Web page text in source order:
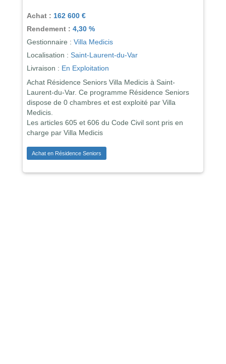
Achat : 162 600 €
Rendement : 4,30 %
Gestionnaire : Villa Medicis
Localisation : Saint-Laurent-du-Var
Livraison : En Exploitation
Achat Résidence Seniors Villa Medicis à Saint-
Laurent-du-Var. Ce programme Résidence Seniors
dispose de 0 chambres et est exploité par Villa
Medicis.
Les articles 605 et 606 du Code Civil sont pris en
charge par Villa Medicis
Achat en Résidence Seniors